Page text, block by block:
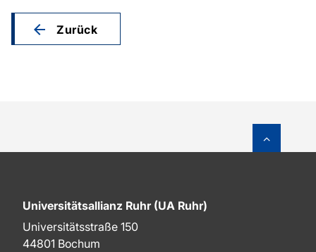
Zurück
Universitätsallianz Ruhr (UA Ruhr)
Universitätsstraße 150
44801 Bochum